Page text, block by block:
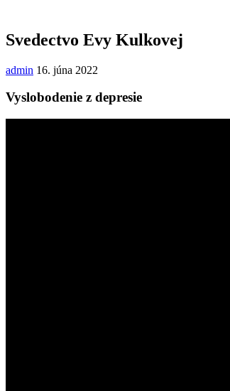
Svedectvo Evy Kulkovej
admin 16. júna 2022
Vyslobodenie z depresie